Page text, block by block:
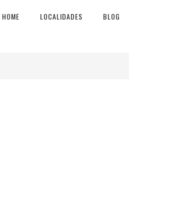
HOME LOCALIDADES BLOG